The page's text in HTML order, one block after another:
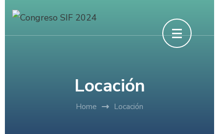
Skip
content
Locación
Home Locación